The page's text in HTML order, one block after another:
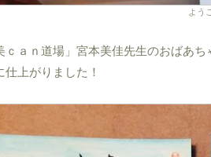
よう
ｃａｎ道場」宮本美佳先生のおばあ
上がりました！